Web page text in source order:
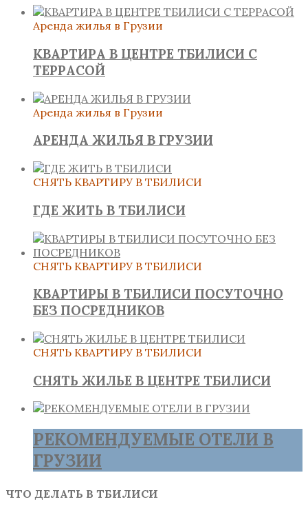
Аренда жилья в Грузии
КВАРТИРА В ЦЕНТРЕ ТБИЛИСИ С
ТЕРРАСОЙ
Аренда жилья в Грузии
АРЕНДА ЖИЛЬЯ В ГРУЗИИ
СНЯТЬ КВАРТИРУ В ТБИЛИСИ
ГДЕ ЖИТЬ В ТБИЛИСИ
СНЯТЬ КВАРТИРУ В ТБИЛИСИ
КВАРТИРЫ В ТБИЛИСИ ПОСУТОЧНО
БЕЗ ПОСРЕДНИКОВ
СНЯТЬ КВАРТИРУ В ТБИЛИСИ
СНЯТЬ ЖИЛЬЕ В ЦЕНТРЕ ТБИЛИСИ
РЕКОМЕНДУЕМЫЕ ОТЕЛИ В
ГРУЗИИ
ЧТО ДЕЛАТЬ В ТБИЛИСИ